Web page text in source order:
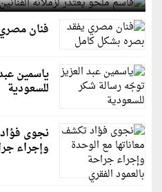
فنان
ياسمين
للسعودية
نجوى
وإجراء